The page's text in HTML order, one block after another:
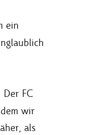
ein
FC
wir
als